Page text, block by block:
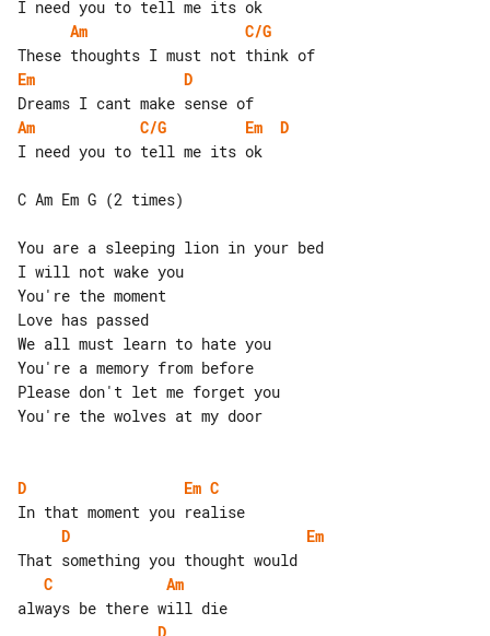
Am
C/G
Em
D
Am
C/G Em
D
I need you to tell me its ok
C Am Em G (2 times)
You are a sleeping lion in your bed
I will not wake you
You're the moment
Love has passed
We all must learn to hate you
You're a memory from before
Please don't let me forget you
You're the wolves at my door
D Em C
D
Em
C
Am